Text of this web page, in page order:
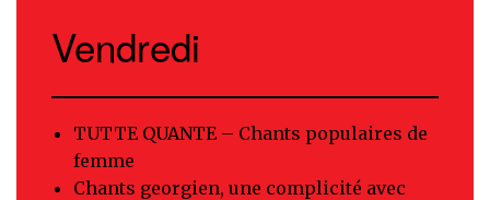
Vendredi
TUTTE QUANTE – Chants populaires de
femme
Chants georgien, une complicité avec